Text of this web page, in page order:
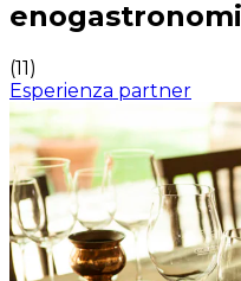
(11)
Esperienza partner